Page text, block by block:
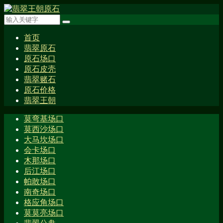
首页
翡翠原石
原石场口
原石皮壳
翡翠赌石
原石价格
翡翠王朝
莫弯基场口
莫西沙场口
大马坎场口
会卡场口
木那场口
后江场口
帕敢场口
南奇场口
格应角场口
莫莫亮场口